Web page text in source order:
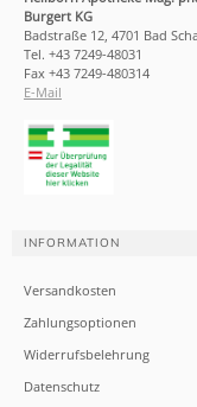
Burgert KG
Badstraße 12, 4701 Bad
Tel. +43 7249-48031
Fax +43 7249-480314
E-Mail
INFORMATION
Versandkosten
Zahlungsoptionen
Widerrufsbelehrung
Datenschutz